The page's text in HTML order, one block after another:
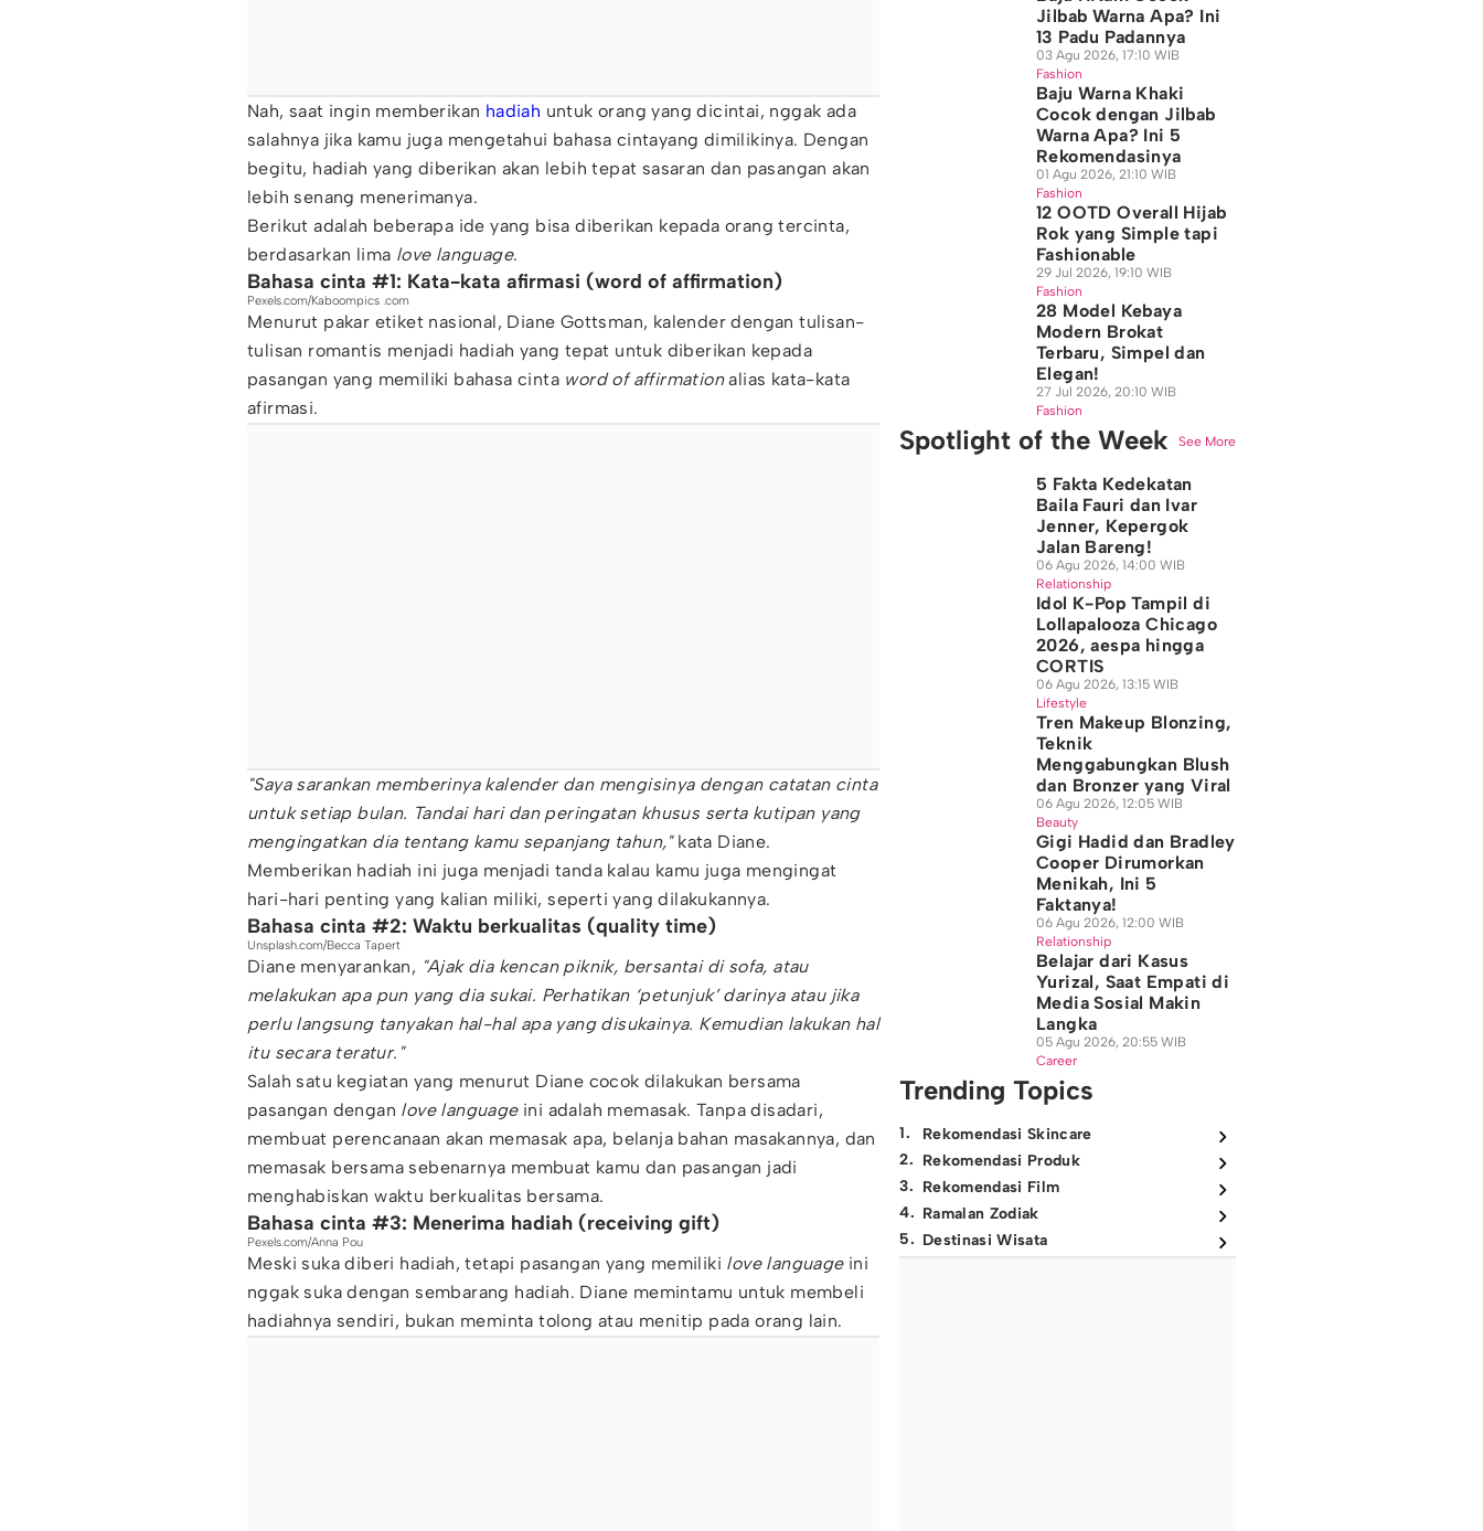
Nah, saat ingin memberikan hadiah untuk orang yang dicintai, nggak ada
salahnya jika kamu juga mengetahui bahasa cintayang dimilikinya. Dengan
begitu, hadiah yang diberikan akan lebih tepat sasaran dan pasangan akan
lebih senang menerimanya.
Berikut adalah beberapa ide yang bisa diberikan kepada orang tercinta,
berdasarkan lima love language.
Bahasa cinta #1: Kata-kata afirmasi (word of affirmation)
Pexels.com/Kaboompics .com
Menurut pakar etiket nasional, Diane Gottsman, kalender dengan tulisan-
tulisan romantis menjadi hadiah yang tepat untuk diberikan kepada
pasangan yang memiliki bahasa cinta word of affirmationalias kata-kata
afirmasi.
"Saya sarankan memberinya kalender dan mengisinya dengan catatan cinta
untuk setiap bulan. Tandai hari dan peringatan khusus serta kutipan yang
mengingatkan dia tentang kamu sepanjang tahun,"kata Diane.
Memberikan hadiah ini juga menjadi tanda kalau kamu juga mengingat
hari-hari penting yang kalian miliki, seperti yang dilakukannya.
Bahasa cinta #2: Waktu berkualitas (quality time)
Unsplash.com/Becca Tapert
Diane menyarankan, "Ajak dia kencan piknik, bersantai di sofa, atau
melakukan apa pun yang dia sukai. Perhatikan ‘petunjuk’ darinya atau jika
perlu langsung tanyakan hal-hal apa yang disukainya. Kemudian lakukan hal
itu secara teratur."
Salah satu kegiatan yang menurut Diane cocok dilakukan bersama
pasangan dengan love languageini adalah memasak. Tanpa disadari,
membuat perencanaan akan memasak apa, belanja bahan masakannya, dan
memasak bersama sebenarnya membuat kamu dan pasangan jadi
menghabiskan waktu berkualitas bersama.
Bahasa cinta #3: Menerima hadiah (receiving gift)
Pexels.com/Anna Pou
Meski suka diberi hadiah, tetapi pasangan yang memiliki love languageini
nggak suka dengan sembarang hadiah. Diane memintamu untuk membeli
hadiahnya sendiri, bukan meminta tolong atau menitip pada orang lain.
Jilbab Warna Apa? Ini
13 Padu Padannya
03 Agu 2026, 17:10 WIB
Fashion
Baju Warna Khaki
Cocok dengan Jilbab
Warna Apa? Ini 5
Rekomendasinya
01 Agu 2026, 21:10 WIB
Fashion
12 OOTD Overall Hijab
Rok yang Simple tapi
Fashionable
29 Jul 2026, 19:10 WIB
Fashion
28 Model Kebaya
Modern Brokat
Terbaru, Simpel dan
Elegan!
27 Jul 2026, 20:10 WIB
Fashion
Spotlight of the Week See More
5 Fakta Kedekatan
Baila Fauri dan Ivar
Jenner, Kepergok
Jalan Bareng!
06 Agu 2026, 14:00 WIB
Relationship
Idol K-Pop Tampil di
Lollapalooza Chicago
2026, aespa hingga
CORTIS
06 Agu 2026, 13:15 WIB
Lifestyle
Tren Makeup Blonzing,
Teknik
Menggabungkan Blush
dan Bronzer yang Viral
06 Agu 2026, 12:05 WIB
Beauty
Gigi Hadid dan Bradley
Cooper Dirumorkan
Menikah, Ini 5
Faktanya!
06 Agu 2026, 12:00 WIB
Relationship
Belajar dari Kasus
Yurizal, Saat Empati di
Media Sosial Makin
Langka
05 Agu 2026, 20:55 WIB
Career
Trending Topics
1.
Rekomendasi Skincare
2. Rekomendasi Produk
3. Rekomendasi Film
4. Ramalan Zodiak
5. Destinasi Wisata